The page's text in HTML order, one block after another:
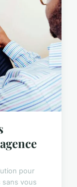
pour
sans vous